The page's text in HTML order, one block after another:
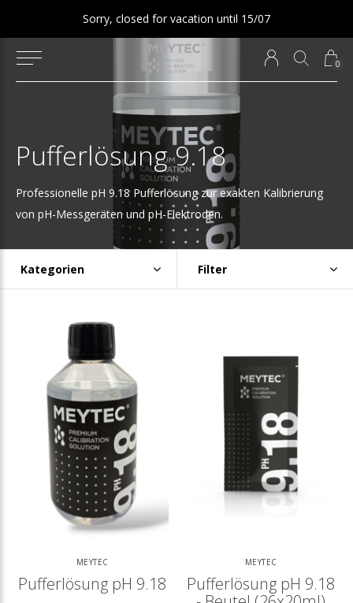
0
Sorry, closed for vacation until 15/07
Pufferlösung 9.18
Professionelle pH 9.18 Pufferlösung zur exakten Kalibrierung
von pH-Messgeräten und pH-Elektroden.
Kategorien Filter
MEYTEC
Pufferlösung pH 9.18
MEYTEC
Pufferlösung pH 9.18